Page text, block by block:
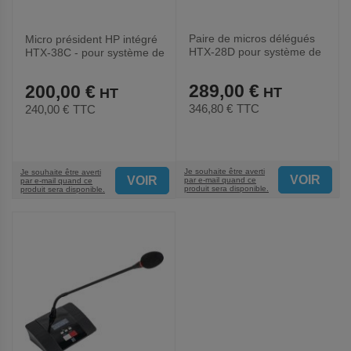
Micro président HP intégré
HTX-38C - pour système de
200,00 €
240,00 € TTC
Je souhaite être averti
par e-mail quand ce
produit sera disponible.
VOIR
Paire de micros délégués
HTX-28D pour système de
289,00 €
346,80 € TTC
Je souhaite être averti
par e-mail quand ce
produit sera disponible.
VOIR